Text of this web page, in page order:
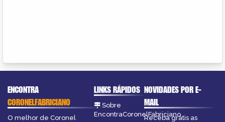
ENCONTRA
CORONELFABRICIANO
O melhor de Coronel
LINKS RÁPIDOS
Sobre
EncontraCoronelFabriciano
NOVIDADES POR E-
MAIL
Receba grátis as